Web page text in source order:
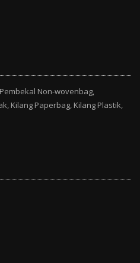
Pembekal Non-wovenbag,
Kilang Paperbag, Kilang Plastik,